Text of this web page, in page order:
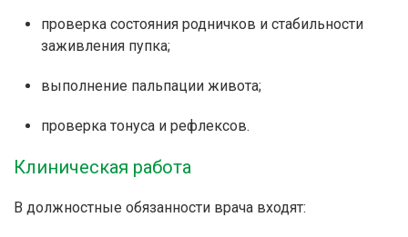
проверка состояния родничков и стабильности
заживления пупка;
выполнение пальпации живота;
проверка тонуса и рефлексов.
Клиническая работа
В должностные обязанности врача входят: